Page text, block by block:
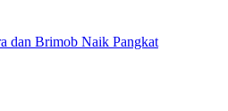
dan Brimob Naik Pangkat